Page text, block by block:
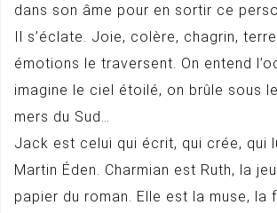
dans son âme pour en sortir ce
Il s’éclate. Joie, colère, chagrin,
émotions le traversent. On entend
imagine le ciel étoilé, on brûle sous
mers du Sud…
Jack est celui qui écrit, qui crée, qui
Martin Éden. Charmian est Ruth, la
papier du roman. Elle est la muse, la